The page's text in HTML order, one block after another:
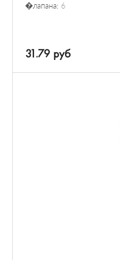
�лапана: 6
31.79 руб